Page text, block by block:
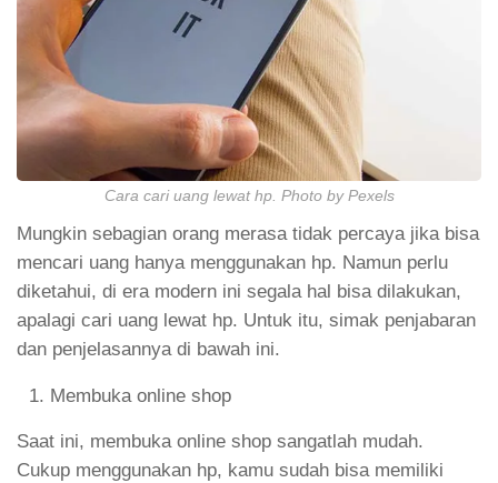
Cara cari uang lewat hp. Photo by Pexels
Mungkin sebagian orang merasa tidak percaya jika bisa
mencari uang hanya menggunakan hp. Namun perlu
diketahui, di era modern ini segala hal bisa dilakukan,
apalagi cari uang lewat hp. Untuk itu, simak penjabaran
dan penjelasannya di bawah ini.
Membuka online shop
Saat ini, membuka online shop sangatlah mudah.
Cukup menggunakan hp, kamu sudah bisa memiliki